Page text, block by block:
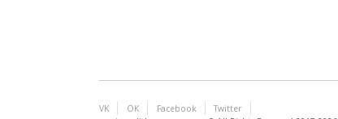
VK ОК Facebook
Twitter